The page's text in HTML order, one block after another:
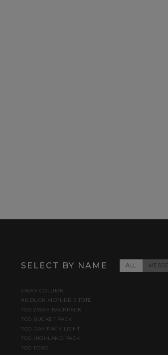
SELECT BY NAME ALL
2WAY COLUMN
#8 DUCK MOTHER'S TOTE
70D 2WAY BACKPACK
70D BUCKET PACK
70D DAY PACK LIGHT
70D HIGHLAND PACK
70D TORO